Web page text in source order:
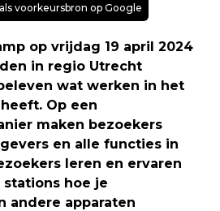
voorkeursbron op Google
op vrijdag 19 april 2024
in regio Utrecht
wat werken in het
Op een
maken bezoekers
en alle functies in
leren en ervaren
hoe je
andere apparaten